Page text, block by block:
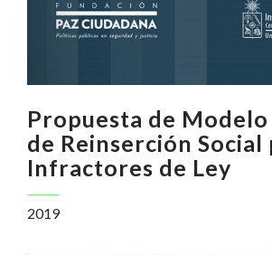
Propuesta de
de Reinserción Social
Infractores de Ley
2019